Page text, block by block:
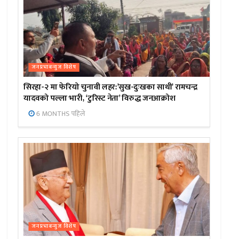
जनप्रभाबन्युज विशेष
सिरहा-२ मा फेरियो चुनावी लहर:’सुख-दुःखका साथी’ रामचन्द्र
यादवको पल्ला भारी, ‘टुरिस्ट नेता’ विरुद्ध जनआक्रोश
6 MONTHS पहिले
जनप्रभाबन्युज विशेष